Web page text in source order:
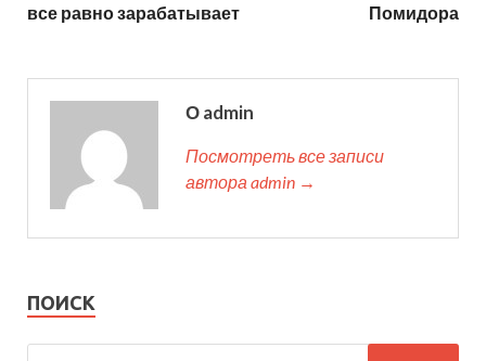
все равно зарабатывает
Помидора
О admin
Посмотреть все записи
автора admin →
ПОИСК